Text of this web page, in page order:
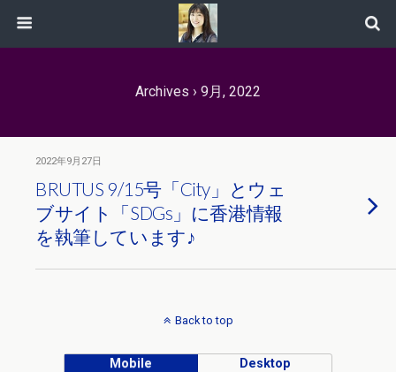
Archives › 9月, 2022
2022年9月27日
BRUTUS 9/15号「City」とウェ
ブサイト「SDGs」に香港情報
を執筆しています♪
Back to top
Mobile Desktop